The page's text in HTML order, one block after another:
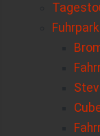
Fuhrpark